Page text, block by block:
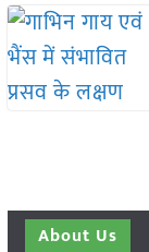
About Us